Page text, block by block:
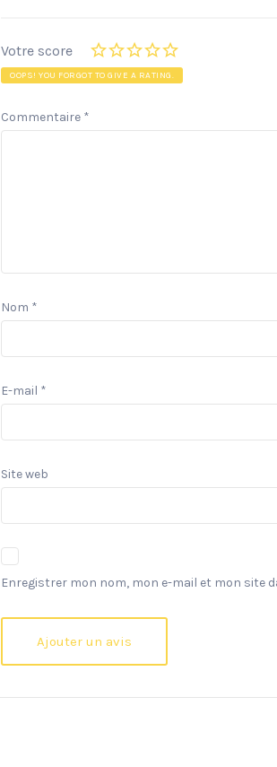
Votre score
OOPS! YOU FORGOT TO GIVE A RATING.
Commentaire *
Nom *
E-mail *
Site web
Enregistrer mon nom, mon e-mail et mon site